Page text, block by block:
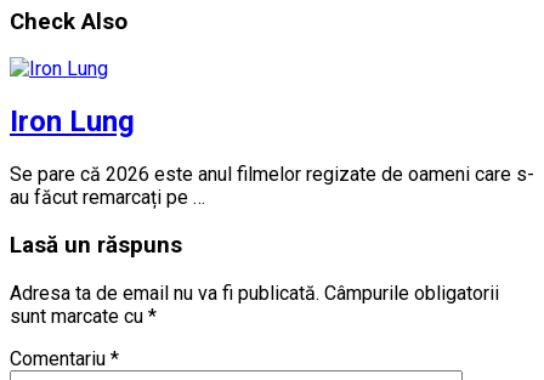
Check Also
Iron Lung
Se pare că 2026 este anul filmelor regizate de oameni care s-
au făcut remarcați pe …
Lasă un răspuns
Adresa ta de email nu va fi publicată. Câmpurile obligatorii
sunt marcate cu *
Comentariu *